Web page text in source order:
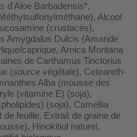
d'Aloe Barbadensis*,
Alcool
(crustacés),
Amygdalus Dulcis (Amande
caprique, Arnica Montana
de Carthamus Tinctorius
(source végétale), Ceteareth-
Alba (mousse des
(vitamine E) (soja),
(soja), Camellia
feuille, Extrait de graine de
Hinokitiol naturel,